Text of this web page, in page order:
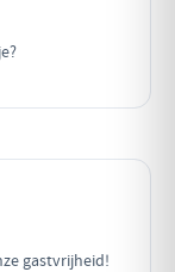
gastvrijheid!